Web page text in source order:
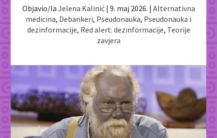
Objavio/la Jelena Kalinić| 9. maj 2026. | Alternativna
medicina, Debankeri, Pseudonauka, Pseudonauka i
dezinformacije, Red alert: dezinformacije, Teorije
zavjera